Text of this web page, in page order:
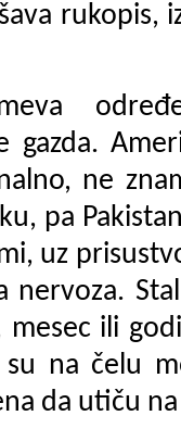
rukopis,
gazda.
ne
pa
uz
nervoza.
ili
na čelu
da utiču